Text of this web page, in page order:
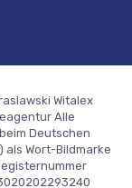
Witalex
Alle
Deutschen
als Wort-Bildmarke